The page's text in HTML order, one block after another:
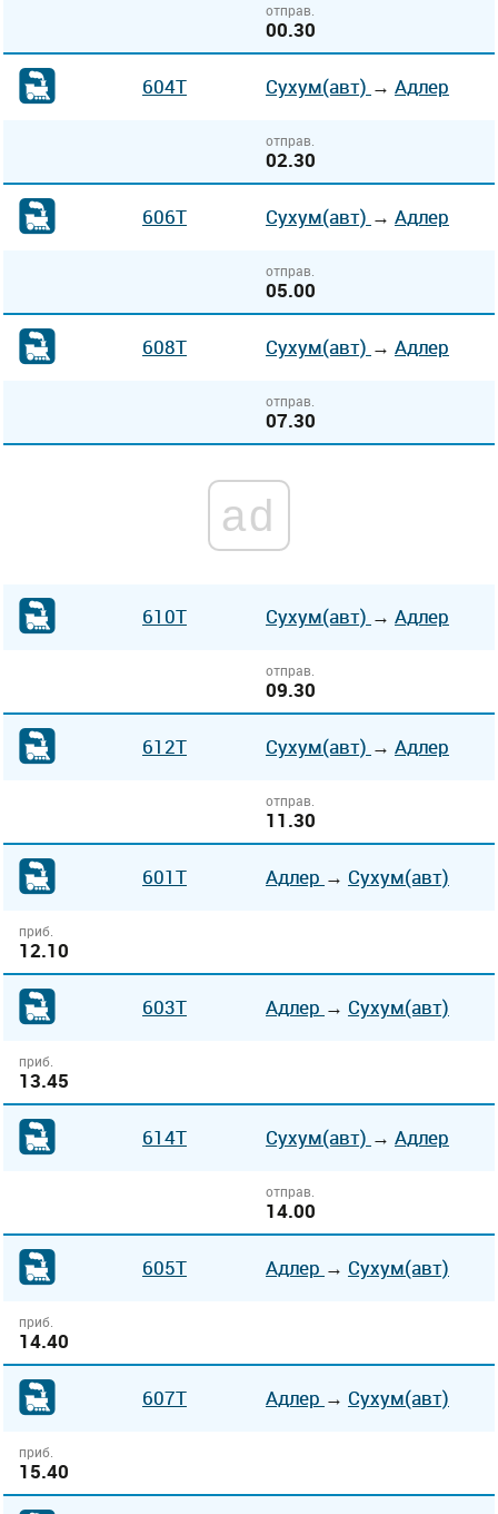
отправ.
00.30
604Т Сухум(авт) → Адлер
отправ.
02.30
606Т Сухум(авт) → Адлер
отправ.
05.00
608Т Сухум(авт) → Адлер
отправ.
07.30
ad
610Т Сухум(авт) → Адлер
отправ.
09.30
612Т Сухум(авт) → Адлер
отправ.
11.30
601Т Адлер → Сухум(авт)
приб.
12.10
603Т Адлер → Сухум(авт)
приб.
13.45
614Т Сухум(авт) → Адлер
отправ.
14.00
605Т Адлер → Сухум(авт)
приб.
14.40
607Т Адлер → Сухум(авт)
приб.
15.40